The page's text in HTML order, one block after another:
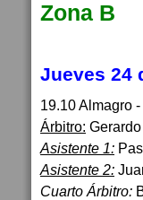
Zona B
Jueves 24
19.10 Almagro
Árbitro:
Asistente 1:
Asistente 2:
Cuarto Árbitro: